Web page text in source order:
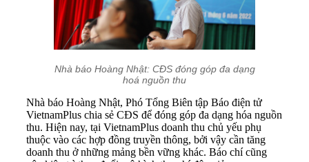
Nhà báo Hoàng Nhật: CĐS đóng góp đa dạng
hoá nguồn thu
Nhà báo Hoàng Nhật, Phó Tổng Biên tập Báo điện tử
VietnamPlus chia sẻ CĐS để đóng góp đa dạng hóa nguồn
thu. Hiện nay, tại VietnamPlus doanh thu chủ yếu phụ
thuộc vào các hợp đồng truyền thông, bởi vậy cần tăng
doanh thu ở những mảng bền vững khác. Báo chí cũng